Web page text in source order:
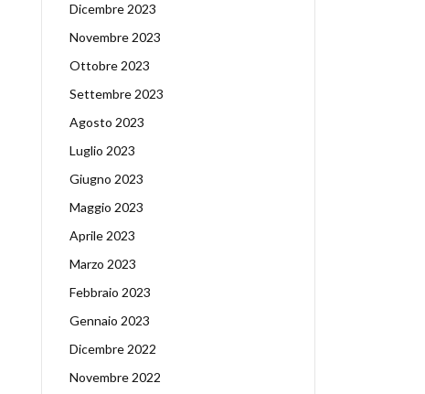
Dicembre 2023
Novembre 2023
Ottobre 2023
Settembre 2023
Agosto 2023
Luglio 2023
Giugno 2023
Maggio 2023
Aprile 2023
Marzo 2023
Febbraio 2023
Gennaio 2023
Dicembre 2022
Novembre 2022